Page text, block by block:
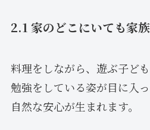
2.1 家のどこにいても家
料理をしながら、遊ぶ子ど
勉強をしている姿が目に入
自然な安心が生まれます。